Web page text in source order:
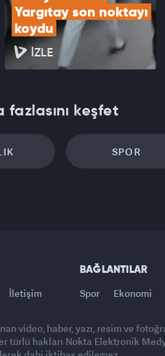
Yargıtay son noktayı
koydu
İZLE
fazlasını keşfet
SPOR
İletişim
BAĞLANTILAR
Spor Ekonomi
video, haber, yazı, resim ve
türlü hakları Nokta Elektronik